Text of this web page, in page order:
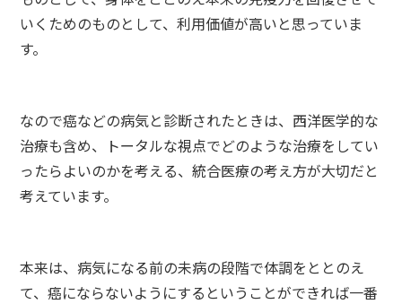
いくためのものとして、利用価値が高いと思っていま
す。
なので癌などの病気と診断されたときは、西洋医学的な
治療も含め、トータルな視点でどのような治療をしてい
ったらよいのかを考える、統合医療の考え方が大切だと
考えています。
本来は、病気になる前の未病の段階で体調をととのえ
て、癌にならないようにするということができれば一番